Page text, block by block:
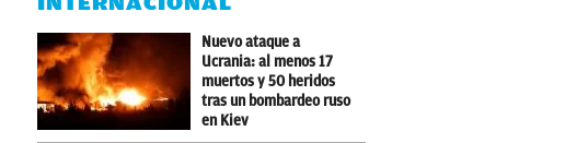
Nuevo ataque a
Ucrania: al menos 17
muertos y 50 heridos
tras un bombardeo ruso
en Kiev